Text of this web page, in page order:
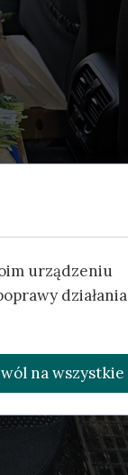
urządzeniu
działania
na wszystkie